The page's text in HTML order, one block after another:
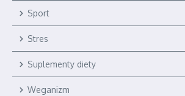
Sport
Stres
Suplementy diety
Weganizm